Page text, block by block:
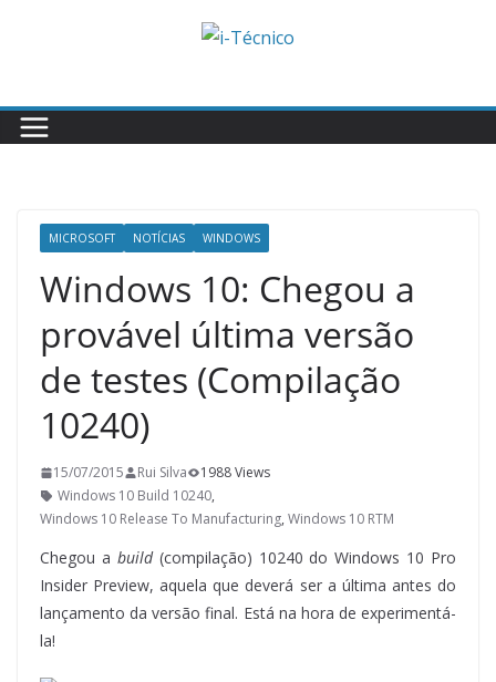
MICROSOFT NOTÍCIAS WINDOWS
Windows 10: Chegou a
provável última versão
de testes (Compilação
10240)
15/07/2015 Rui Silva
1988 Views
Windows 10 Build 10240,
Windows 10 Release To Manufacturing, Windows 10 RTM
Chegou a build(compilação) 10240 do Windows 10 Pro
Insider Preview, aquela que deverá ser a última antes do
lançamento da versão final. Está na hora de experimentá-
la!